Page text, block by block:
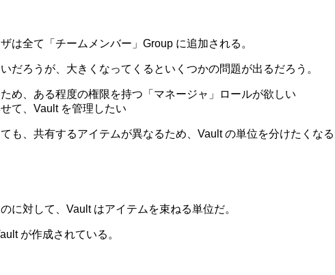
は全て「チームメンバー」Group に追加される。
だろうが、大きくなってくるといくつかの問題が出るだろう。
め、ある程度の権限を持つ「マネージャ」ロールが欲しい
て、Vault を管理したい
も、共有するアイテムが異なるため、Vault の単位を分けたくな
に対して、Vault はアイテムを束ねる単位だ。
が作成されている。